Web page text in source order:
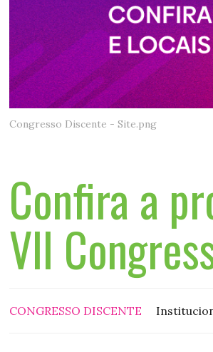
Congresso Discente - Site.png
Confira a
VII
CONGRESSO DISCENTE